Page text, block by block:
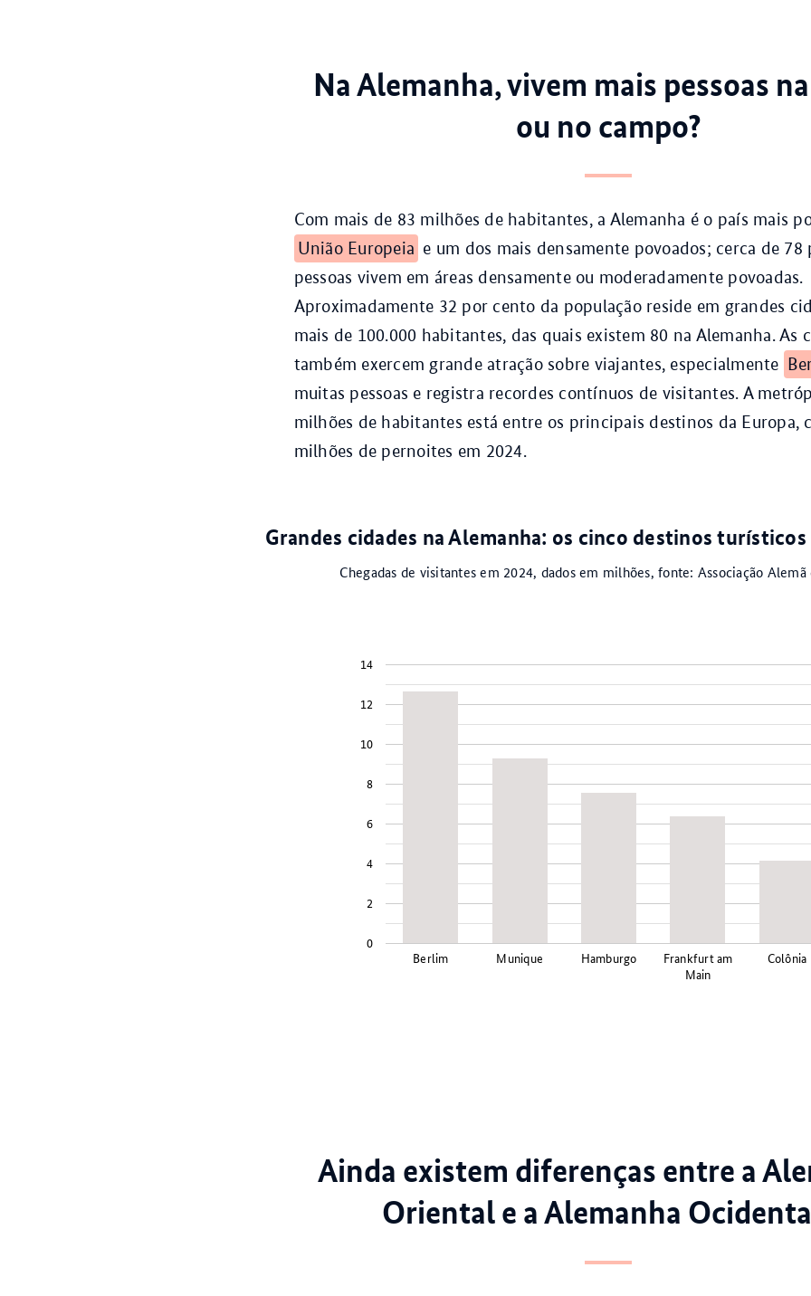
Na Alemanha, vivem mais pessoas
ou no campo?
Com mais de 83 milhões de habitantes, a Alemanha é o país mais
União Europeia e um dos mais densamente povoados; cerca de 78
pessoas vivem em áreas densamente ou moderadamente povoadas.
Aproximadamente 32 por cento da população reside em grandes
mais de 100.000 habitantes, das quais existem 80 na Alemanha. As
também exercem grande atração sobre viajantes, especialmente
muitas pessoas e registra recordes contínuos de visitantes. A
milhões de habitantes está entre os principais destinos da Europa,
milhões de pernoites em 2024.
Grandes cidades na Alemanha: os cinco destinos
Chegadas de visitantes em 2024, dados em milhões, fonte: Associação
Berlim Munique Hamburgo
Frankfurt am
Main
Colônia
0
2
4
6
8
10
12
14
Ainda existem diferenças entre a
Oriental e a Alemanha